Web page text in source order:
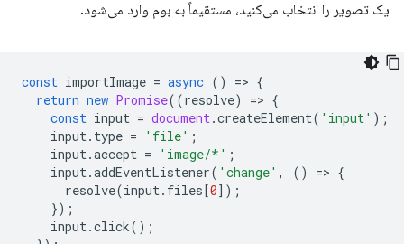
یک تصویر را انتخاب می‌کنید، مستقیماً به بوم وارد می‌شود.
const importImage = async () => {
return new Promise((resolve) => {
const input = document.createElement( 'input' );
input. type = 'file' ;
input.accept = 'image/*' ;
input.addEventListener( 'change' , () => {
resolve(input. files[0]);
});
input.click();